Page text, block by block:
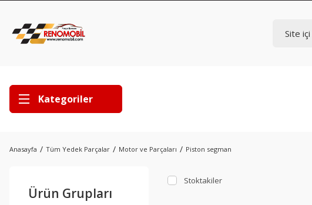
Kategoriler
Anasayfa Tüm Yedek Parçalar Motor ve Parçaları Piston segman
Ürün Grupları
Stoktakiler